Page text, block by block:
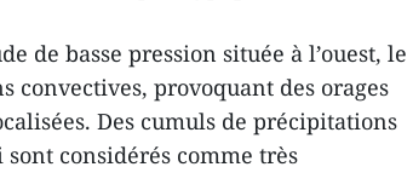
de basse pression située à l’ouest, le
convectives, provoquant des orages
Des cumuls de précipitations
considérés comme très